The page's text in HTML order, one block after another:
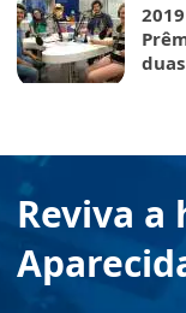
Reviva a